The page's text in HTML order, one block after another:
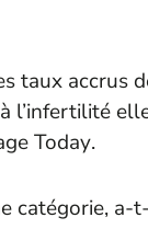
taux accrus
l’infertilité
Today.
catégorie, a-